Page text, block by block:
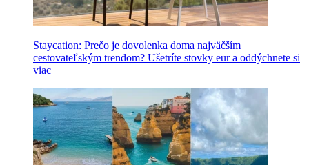
Staycation: Prečo je dovolenka doma najväčším
cestovateľským trendom? Ušetríte stovky eur a oddýchnete si
viac